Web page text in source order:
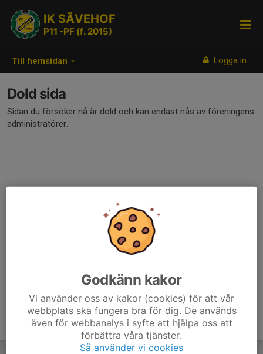
Till hemsidan Logga in
IK SÄVEHOF
P11 -PF (f. 2015)
Dold sida
Sidan du försöker nå är dold och kan endast nås av föreningens
administratörer.
Godkänn kakor
Vi använder oss av kakor (cookies) för att vår
webbplats ska fungera bra för dig. De används
även för webbanalys i syfte att hjälpa oss att
förbättra våra tjänster.
Så använder vi cookies